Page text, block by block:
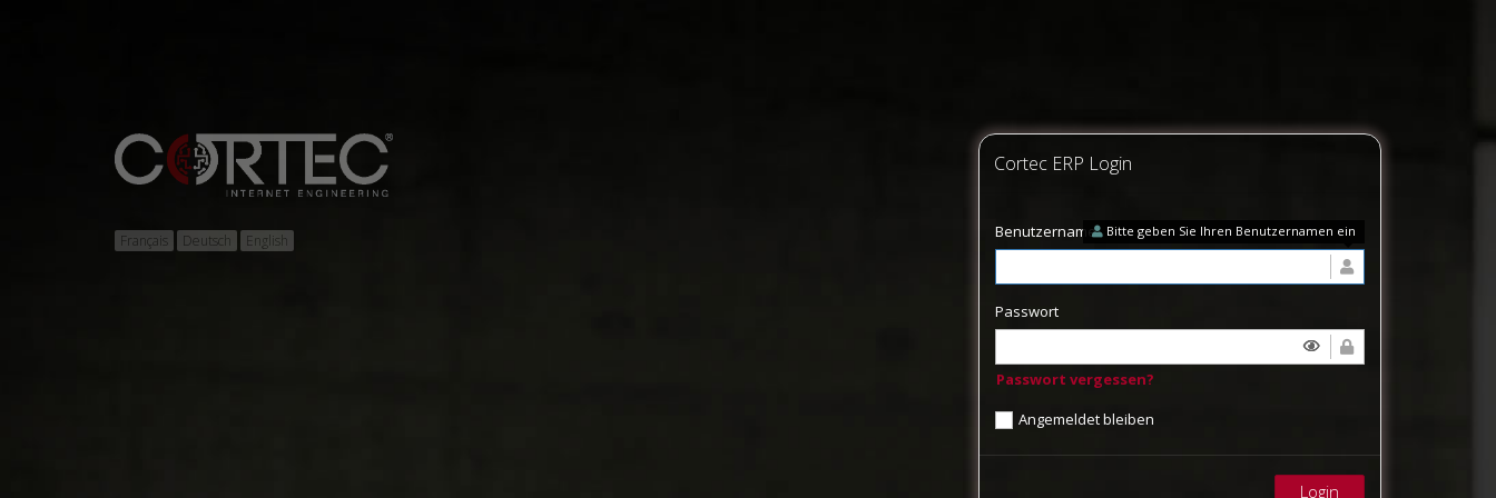
Français Deutsch English
Cortec ERP Login
Benutzername Bitte geben Sie Ihren Benutzernamen ein
Passwort
Passwort vergessen?
Angemeldet bleiben
Login